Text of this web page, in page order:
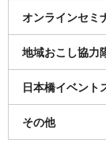
オンラインセミ
地域おこし協力
日本橋イベント
その他